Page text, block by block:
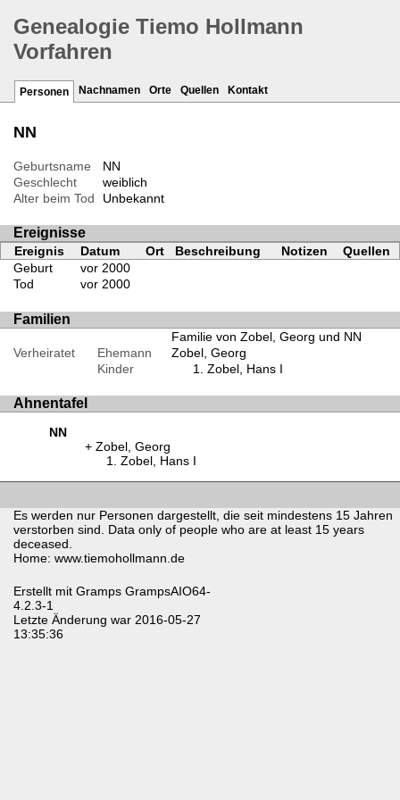
Genealogie Tiemo Hollmann
Vorfahren
Personen Nachnamen Orte Quellen Kontakt
NN
Geburtsname
NN
Geschlecht
weiblich
Alter beim Tod
Unbekannt
Ereignisse
Ereignis Datum Ort Beschreibung Notizen
Quellen
Geburt
vor 2000
Tod
vor 2000
Familien
Familie von Zobel, Georg und NN
Verheiratet
Ehemann
Zobel, Georg
Kinder
Zobel, Hans I
Ahnentafel
NN
Zobel, Georg
Zobel, Hans I
Es werden nur Personen dargestellt, die seit mindestens 15 Jahren
verstorben sind. Data only of people who are at least 15 years
deceased.
Home: www.tiemohollmann.de
Erstellt mit Gramps GrampsAIO64-
4.2.3-1
Letzte Änderung war 2016-05-27
13:35:36